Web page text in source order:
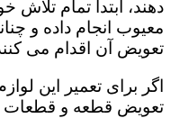
دهند، ابتدا تمام تلاش
معیوب انجام داده و
تعویض آن اقدام می
اگر برای تعمیر این
تعویض قطعه و قطعات